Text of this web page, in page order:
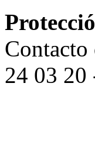
24 03 20